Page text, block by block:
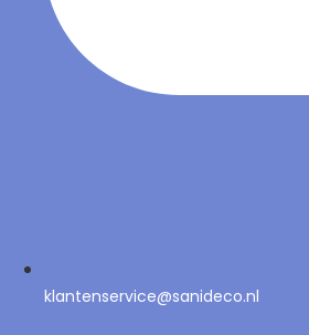
klantenservice@sanideco.nl